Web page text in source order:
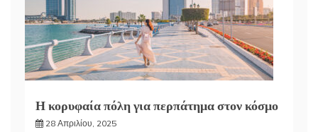
Η κορυφαία πόλη για περπάτημα στον κόσμο
28 Απριλίου, 2025